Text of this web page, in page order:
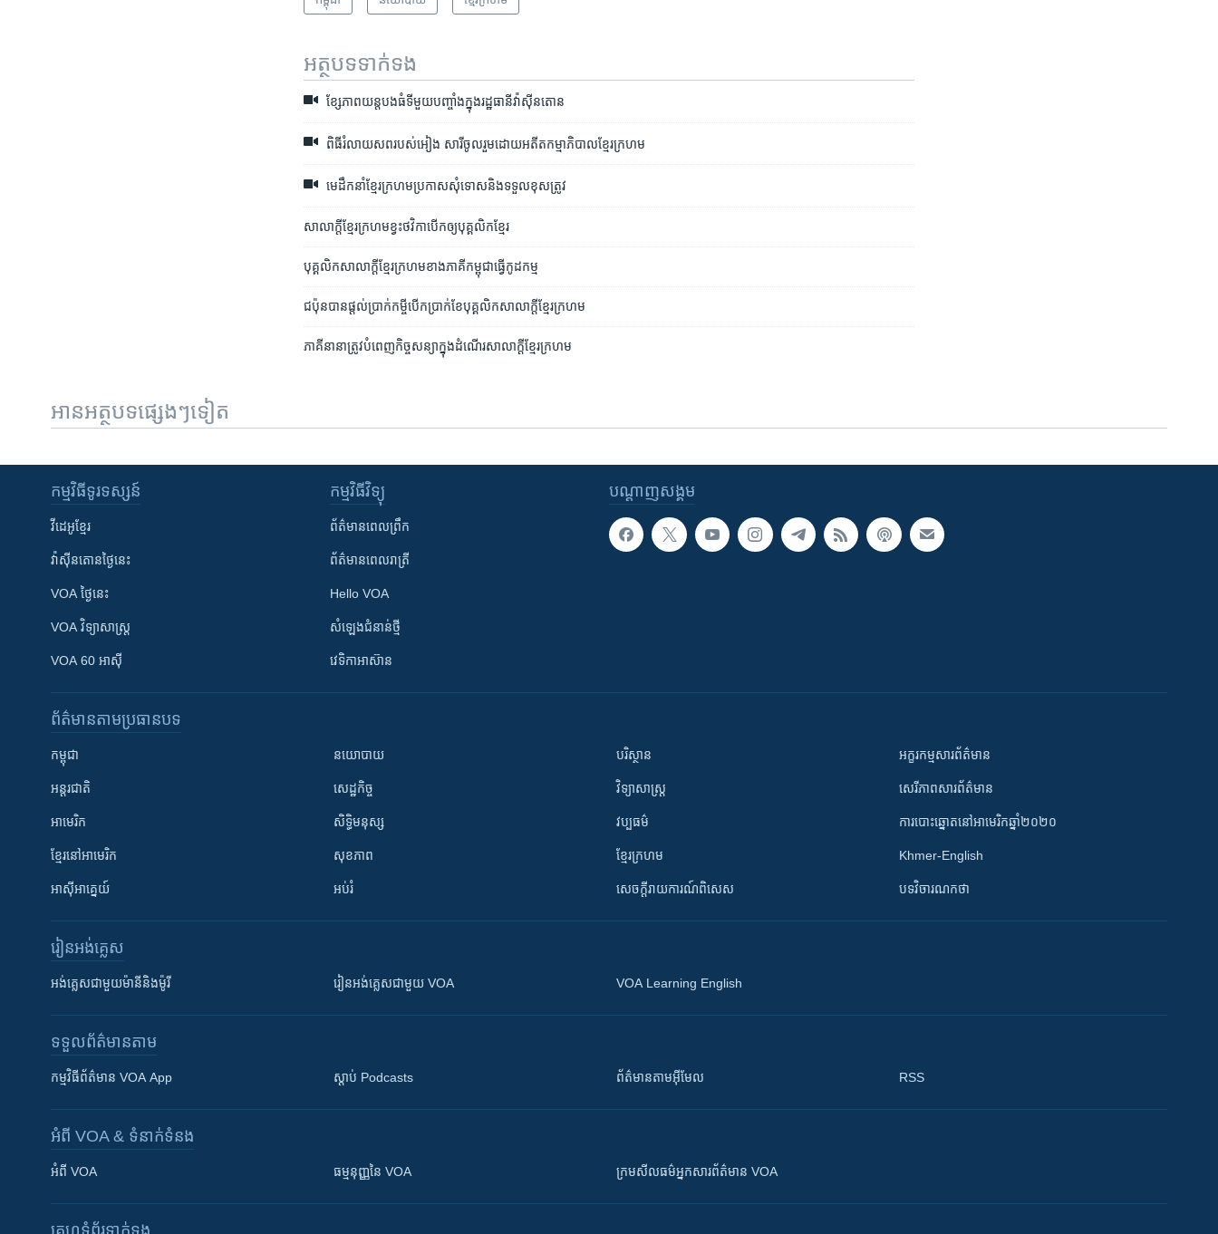
អត្ថបទ​ទាក់ទង
ខ្សែ​ភាព​យន្តបងធំ​ទីមួយបញ្ចាំង​ក្នុង​រដ្ឋ​ធានី​វ៉ាស៊ីនតោន​
ពិធីរំលាយ​សព​របស់​អៀង​ សារី​ចូលរួម​ដោយ​អតីត​កម្មាភិបាល​ខ្មែរក្រហម
មេ​ដឹកនាំ​ខ្មែរក្រហម​ប្រកាស​សុំទោស​និង​​ទទួល​ខុសត្រូវ
សាលាក្តីខ្មែរ​ក្រហម​ខ្វះ​ថវិកា​បើក​ឲ្យ​បុគ្គលិក​ខ្មែរ
បុគ្គលិក​សាលាក្តី​ខ្មែរក្រហម​​ខាង​ភាគី​កម្ពុជា​ធ្វើ​កូដកម្ម
ជប៉ុន​បាន​ផ្តល់ប្រាក់កម្ចី​បើក​ប្រាក់ខែ​បុគ្គលិក​សាលាក្តី​ខ្មែរក្រហម
ភាគី​នានា​ត្រូវ​បំពេញ​កិច្ច​សន្យា​ក្នុង​ដំណើរ​សាលាក្តី​ខ្មែរក្រហម
អានអត្ថបទផ្សេងៗទៀត
បណ្តាញ​សង្គម
កម្មវិធី​ទូរទស្សន៍
វីដេអូ​ខ្មែរ
វ៉ាស៊ីនតោន​ថ្ងៃ​នេះ
VOA ថ្ងៃនេះ
VOA ​វិទ្យាសាស្ត្រ
VOA 60 អាស៊ី
កម្មវិធី​វិទ្យុ
ព័ត៌មាន​ពេល​ព្រឹក
ព័ត៌មាន​​ពេល​រាត្រី
Hello VOA
សំឡេង​ជំនាន់​ថ្មី
វេទិកា​អាស៊ាន
ព័ត៌មាន​តាមប្រធានបទ​
កម្ពុជា
អន្តរជាតិ
អាមេរិក
ខ្មែរ​នៅអាមេរិក
អាស៊ីអាគ្នេយ៍
នយោបាយ
សេដ្ឋកិច្ច
សិទ្ធិមនុស្ស
សុខភាព
អប់រំ
បរិស្ថាន
វិទ្យាសាស្រ្ត
វប្បធម៌
ខ្មែរក្រហម
សេចក្តីរាយការណ៍ពិសេស
អក្ខរកម្មសារព័ត៌មាន
សេរីភាពសារព័ត៌មាន
ការបោះឆ្នោតនៅអាមេរិកឆ្នាំ២០២០
Khmer-English
បទវិចារណកថា
រៀន​​អង់គ្លេស
អង់គ្លេស​ជាមួយ​ម៉ានី​និង​ម៉ូរី រៀន​​​​​​អង់គ្លេស​​ជាមួយ VOA VOA Learning English
ទទួល​ព័ត៌មាន​តាម
កម្មវិធី​ព័ត៌មាន VOA App ស្តាប់ Podcasts ព័ត៌មាន​តាម​អ៊ីមែល RSS
អំពី​ VOA & ទំនាក់ទំនង
អំពី​ VOA ធម្មនុញ្ញ​នៃ VOA ក្រម​​​សីលធម៌​​​អ្នក​​​សារព័ត៌មាន VOA
គេហទំព័រ​​ទាក់ទង